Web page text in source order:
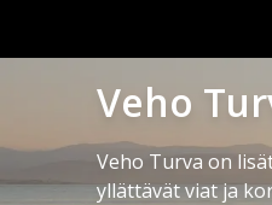
Veho
Veho Turva on
yllättävät viat ja